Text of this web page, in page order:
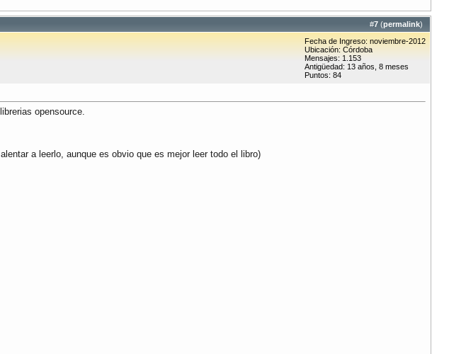
#7 (permalink)
Fecha de Ingreso: noviembre-2012
Ubicación: Córdoba
Mensajes: 1.153
Antigüedad: 13 años, 8 meses
Puntos: 84
opensource.
a leerlo, aunque es obvio que es mejor leer todo el libro)